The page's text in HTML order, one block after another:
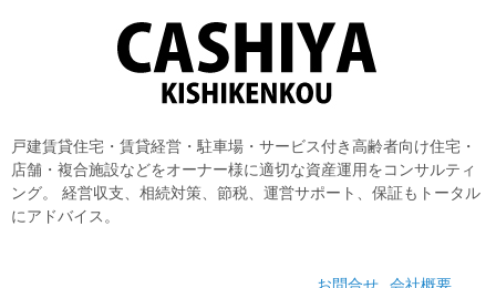
ス
キ
ッ
プ
戸建賃貸住宅・賃貸経営・駐車場・サービス付き高齢者向け住宅・
店舗・複合施設などをオーナー様に適切な資産運用をコンサルティ
ング。 経営収支、相続対策、節税、運営サポート、保証もトータル
にアドバイス。